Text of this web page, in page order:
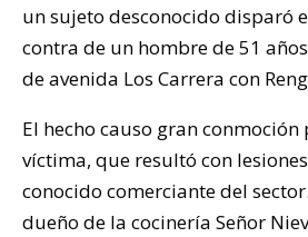
un sujeto desconocido disparó
contra de un hombre de 51
de avenida Los Carrera con
El hecho causo gran
víctima, que resultó con
conocido comerciante del
dueño de la cocinería Señor